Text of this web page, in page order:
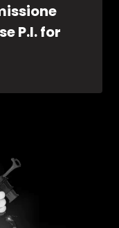
P.I. for